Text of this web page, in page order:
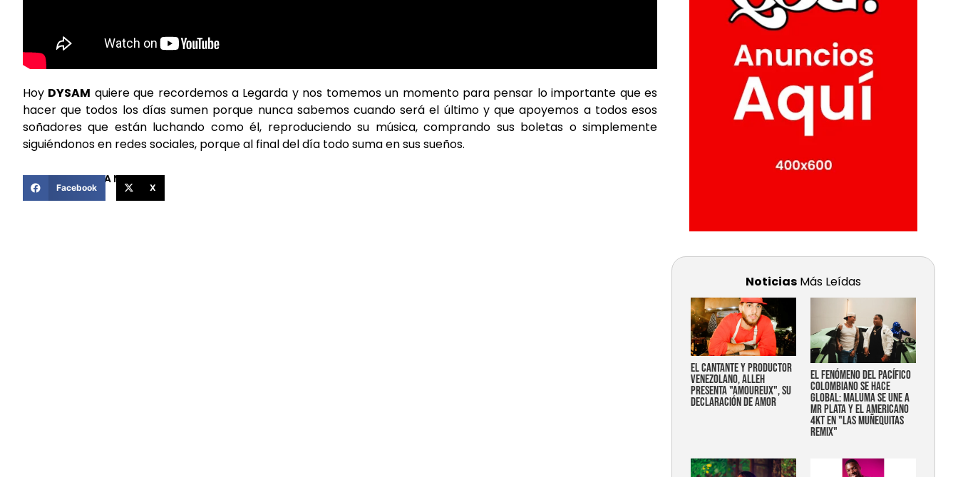
Hoy DYSAM quiere que recordemos a Legarda y nos tomemos un momento para pensar lo importante que es
hacer que todos los días sumen porque nunca sabemos cuando será el último y que apoyemos a todos esos
soñadores que están luchando como él, reproduciendo su música, comprando sus boletas o simplemente
siguiéndonos en redes sociales, porque al final del día todo suma en sus sueños.
COMPARTIR ESTA NOTICIA
Facebook X
Noticias Más Leídas
EL CANTANTE Y PRODUCTOR
VENEZOLANO, ALLEH
PRESENTA "AMOUREUX", SU
DECLARACIÓN DE AMOR
EL FENÓMENO DEL PACÍFICO
COLOMBIANO SE HACE
GLOBAL: MALUMA SE UNE A
MR PLATA Y EL AMERICANO
4KT EN "LAS MUÑEQUITAS
REMIX"